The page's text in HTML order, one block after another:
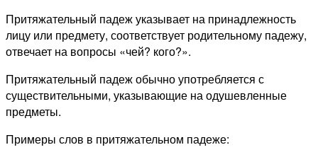
Притяжательный падеж указывает на принадлежность
лицу или предмету, соответствует родительному падежу,
отвечает на вопросы «чей? кого?».
Притяжательный падеж обычно употребляется с
существительными, указывающие на одушевленные
предметы.
Примеры слов в притяжательном падеже: